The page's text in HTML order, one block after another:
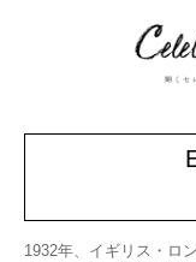
1932年、イギリス・ロ